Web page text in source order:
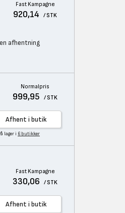
Fast Kampagne
920,14 / STK
afhentning
Normalpris
999,95 / STK
Afhent i butik
lager i 6 butikker
Fast Kampagne
330,06 / STK
Afhent i butik